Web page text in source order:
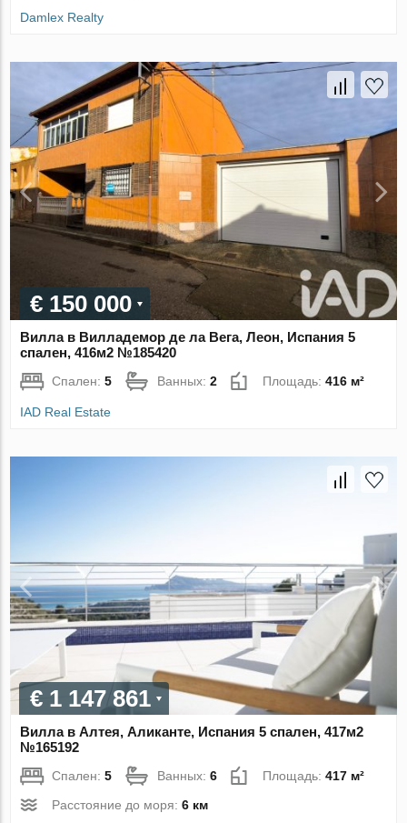
Damlex Realty
€ 150 000
Вилла в Вилладемор де ла Вега, Леон, Испания 5
спален, 416м2 №185420
Спален:5 Ванных:2 Площадь:416 м²
IAD Real Estate
€ 1 147 861
Вилла в Алтея, Аликанте, Испания 5 спален, 417м2
№165192
Спален:5 Ванных:6 Площадь:417 м²
Расстояние до моря:6 км